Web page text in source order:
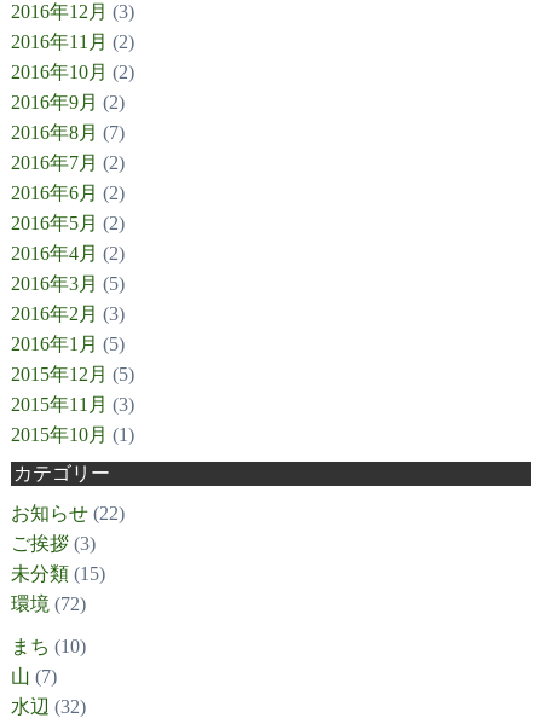
2016年12月 (3)
2016年11月 (2)
2016年10月 (2)
2016年9月 (2)
2016年8月 (7)
2016年7月 (2)
2016年6月 (2)
2016年5月 (2)
2016年4月 (2)
2016年3月 (5)
2016年2月 (3)
2016年1月 (5)
2015年12月 (5)
2015年11月 (3)
2015年10月 (1)
カテゴリー
お知らせ(22)
ご挨拶(3)
未分類(15)
環境 (72)
まち (10)
山 (7)
水辺 (32)